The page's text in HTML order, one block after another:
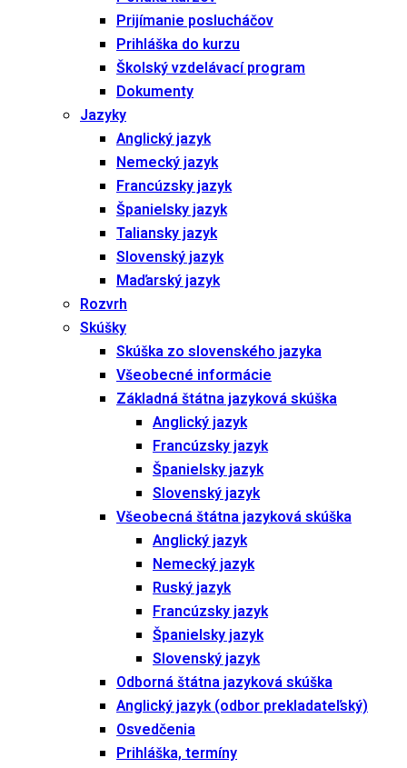
Prijímanie poslucháčov
Prihláška do kurzu
Školský vzdelávací program
Dokumenty
Jazyky
Anglický jazyk
Nemecký jazyk
Francúzsky jazyk
Španielsky jazyk
Taliansky jazyk
Slovenský jazyk
Maďarský jazyk
Rozvrh
Skúšky
Skúška zo slovenského jazyka
Všeobecné informácie
Základná štátna jazyková skúška
Anglický jazyk
Francúzsky jazyk
Španielsky jazyk
Slovenský jazyk
Všeobecná štátna jazyková skúška
Anglický jazyk
Nemecký jazyk
Ruský jazyk
Francúzsky jazyk
Španielsky jazyk
Slovenský jazyk
Odborná štátna jazyková skúška
Anglický jazyk (odbor prekladateľský)
Osvedčenia
Prihláška, termíny